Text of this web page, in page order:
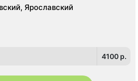
Ярославский
4100 p.